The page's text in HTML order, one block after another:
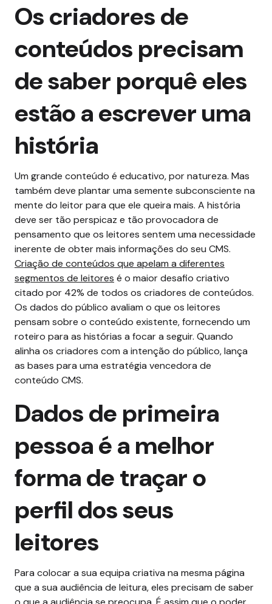
Os criadores de
conteúdos precisam
de saber porquêeles
estão a escrever uma
história
Um grande conteúdo é educativo, por natureza. Mas
também deve plantar uma semente subconsciente na
mente do leitor para que ele queira mais. A história
deve ser tão perspicaz e tão provocadora de
pensamento que os leitores sentem uma necessidade
inerente de obter mais informações do seu CMS.
Criação de conteúdos que apelam a diferentes
segmentos de leitores é o maior desafio criativo
citado por 42% de todos os criadores de conteúdos.
Os dados do público avaliam o que os leitores
pensam sobre o conteúdo existente, fornecendo um
roteiro para as histórias a focar a seguir. Quando
alinha os criadores com a intenção do público, lança
as bases para uma estratégia vencedora de
conteúdo CMS.
Dados de primeira
pessoa é a melhor
forma de traçar o
perfil dos seus
leitores
Para colocar a sua equipa criativa na mesma página
que a sua audiência de leitura, eles precisam de saber